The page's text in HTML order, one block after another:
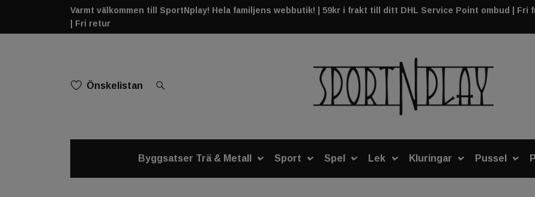
Varmt välkommen till SportNplay! Hela familjens webbutik! | 59kr i frakt till ditt DHL Service Point ombud | Fri
| Fri retur
Önskelistan
Byggsatser Trä & Metall Sport Spel Lek Kluringar Pussel